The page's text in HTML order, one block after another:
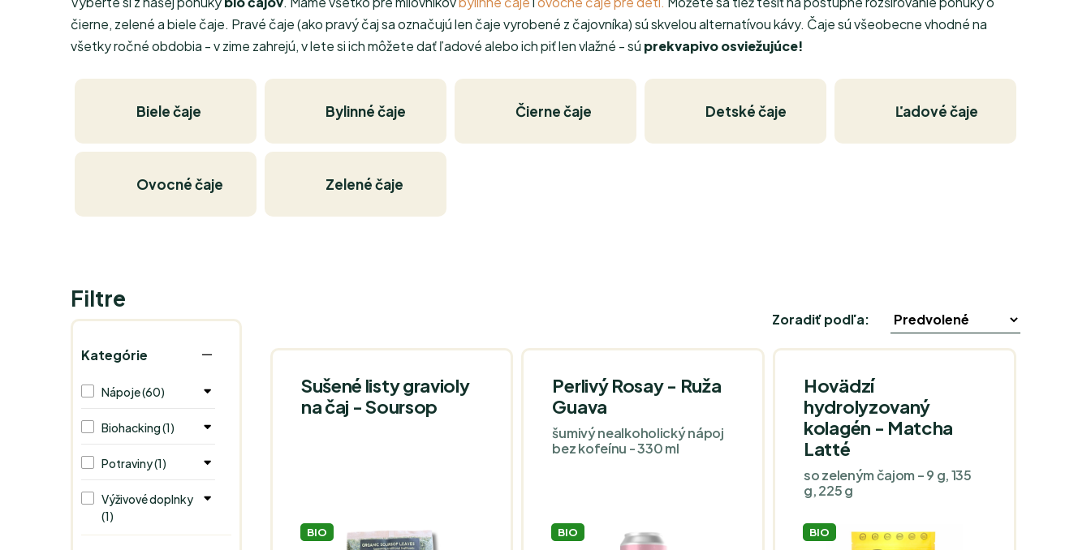
čierne, zelené a biele čaje. Pravé čaje (ako pravý čaj sa označujú len čaje vyrobené z čajovníka) sú skvelou alternatívou kávy. Čaje sú všeobecne vhodné na
všetky ročné obdobia - v zime zahrejú, v lete si ich môžete dať ľadové alebo ich piť len vlažné - sú prekvapivo osviežujúce!
Biele čaje Bylinné čaje Čierne čaje Detské čaje Ľadové čaje
Ovocné čaje Zelené čaje
Filtre
Kategórie
Nápoje (60)
Biohacking (1)
Potraviny (1)
Výživové doplnky
(1)
Zoradiť podľa:
Sušené listy gravioly
na čaj - Soursop
BIO
Perlivý Rosay - Ruža
Guava
šumivý nealkoholický nápoj
bez kofeínu - 330 ml
BIO
Hovädzí
hydrolyzovaný
kolagén - Matcha
Latté
so zeleným čajom – 9 g, 135
g, 225 g
BIO